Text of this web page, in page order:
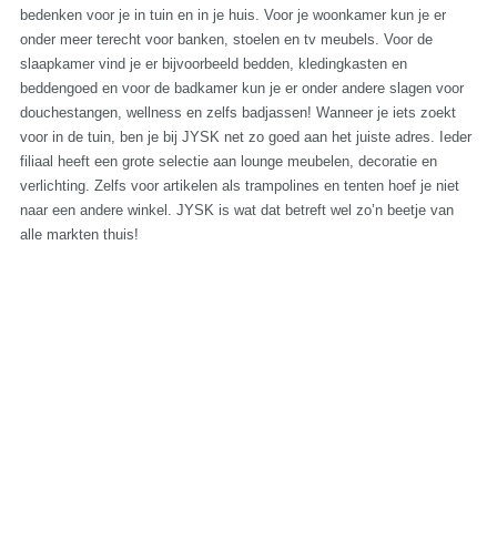
bedenken voor je in tuin en in je huis. Voor je woonkamer kun je er
onder meer terecht voor banken, stoelen en tv meubels. Voor de
slaapkamer vind je er bijvoorbeeld bedden, kledingkasten en
beddengoed en voor de badkamer kun je er onder andere slagen voor
douchestangen, wellness en zelfs badjassen! Wanneer je iets zoekt
voor in de tuin, ben je bij JYSK net zo goed aan het juiste adres. Ieder
filiaal heeft een grote selectie aan lounge meubelen, decoratie en
verlichting. Zelfs voor artikelen als trampolines en tenten hoef je niet
naar een andere winkel. JYSK is wat dat betreft wel zo’n beetje van
alle markten thuis!